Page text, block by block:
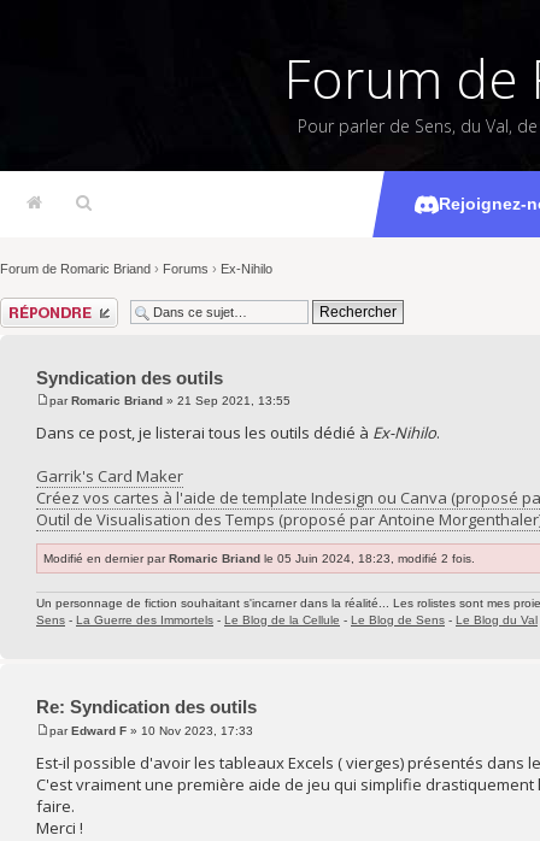
Forum de
Pour parler de Sens, du Val,
Rejoignez-
Forum de Romaric Briand › Forums › Ex-Nihilo
Répondre
Syndication des outils
parRomaric Briand » 21 Sep 2021, 13:55
Dans ce post, je listerai tous les outils dédié à Ex-Nihilo.
Garrik's Card Maker
Créez vos cartes à l'aide de template Indesign ou Canva (proposé
Outil de Visualisation des Temps (proposé par Antoine
Modifié en dernier parRomaric Briand le 05 Juin 2024, 18:23, modifié 2 fois.
Un personnage de fiction souhaitant s'incarner dans la réalité... Les rolistes sont mes
Sens - La Guerre des Immortels - Le Blog de la Cellule - Le Blog de Sens - Le Blog du Val
Re: Syndication des outils
parEdward F » 10 Nov 2023, 17:33
Est-il possible d'avoir les tableaux Excels ( vierges) présentés dans
C'est vraiment une première aide de jeu qui simplifie
faire.
Merci !